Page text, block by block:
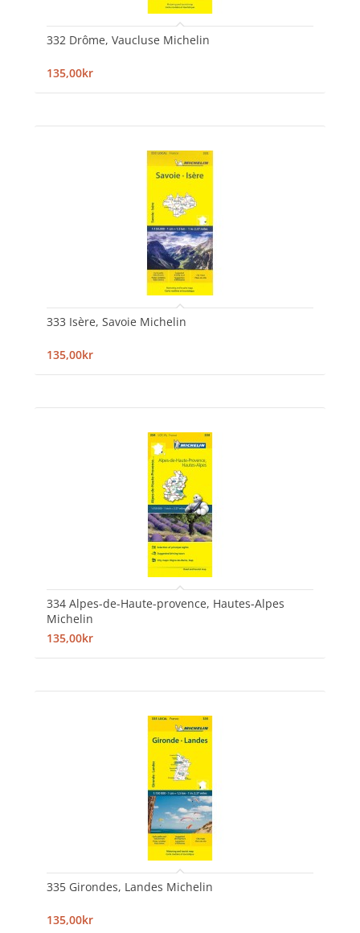
332 Drôme, Vaucluse Michelin
135,00kr
333 Isère, Savoie Michelin
135,00kr
334 Alpes-de-Haute-provence, Hautes-Alpes
Michelin
135,00kr
335 Girondes, Landes Michelin
135,00kr